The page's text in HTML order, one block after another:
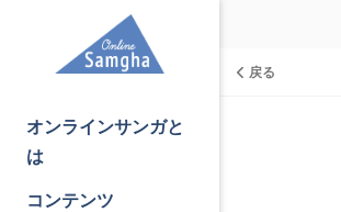
オンラインサンガと
は
コンテンツ
戻る